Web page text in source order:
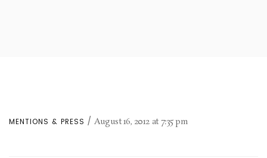
MENTIONS & PRESS August 16, 2012 at 7:35 pm